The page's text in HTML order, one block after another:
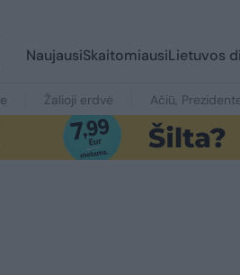
NaujausiSkaitomiausiLietuvos
Žalioji erdvė Ačiū,